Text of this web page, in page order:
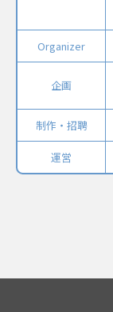
Organizer
企画
制作・招聘
運営